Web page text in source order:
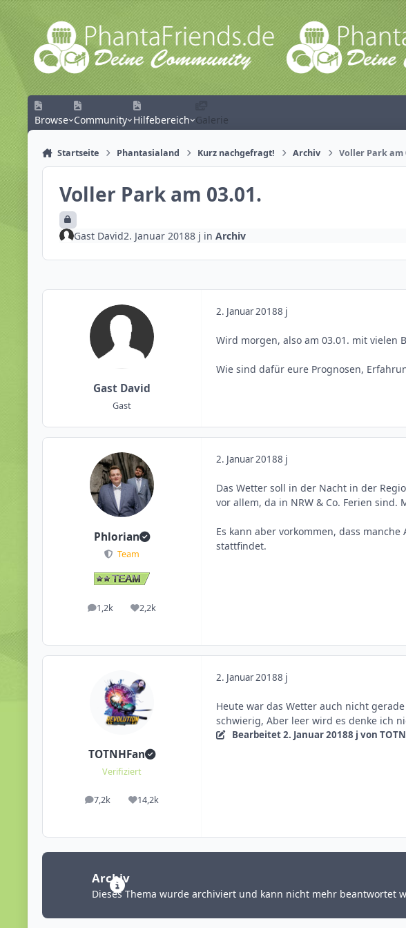
Zum Inhalt springen
Browse Community Hilfebereich Galerie
Startseite Phantasialand Kurz nachgefragt! Archiv Voller Park am
Voller Park am 03.01.
Gast David2. Januar 20188 j in Archiv
Gast David
Gast
2. Januar 20188 j
Wird morgen, also am 03.01. mit vielen
Wie sind dafür eure Prognosen,
Phlorian
Team
1,2k
Beiträge 2,2k
Reputation
2. Januar 20188 j
Das Wetter soll in der Nacht in der
vor allem, da in NRW & Co. Ferien
Es kann aber vorkommen, dass
stattfindet.
TOTNHFan
Verifiziert
7,2k
Beiträge 14,2k
Reputation
2. Januar 20188 j
Heute war das Wetter auch nicht
schwierig, Aber leer wird es denke ich
Bearbeitet2. Januar 20188 j von
Archiv
Dieses Thema wurde archiviert und kann nicht mehr beantwortet